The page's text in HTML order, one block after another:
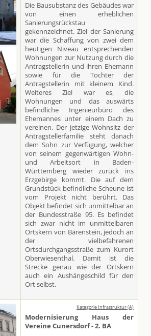
Die Bausubstanz des Gebäudes war
von einen erheblichen
Sanierungsrückstau
gekennzeichnet. Ziel der Sanierung
war die Schaffung von zwei dem
heutigen Niveau entsprechenden
Wohnungen zur Nutzung durch die
Antragstellerin und ihren Ehemann
sowie für die Tochter der
Antragstellerin mit kleinem Kind.
Weiteres Ziel war es, die
Wohnungen und das auswärts
befindliche Ingenieurbüro des
Ehemannes unter einem Dach zu
vereinen. Der jetzige Wohnsitz der
Antragstellerfamilie steht danach
dem Sohn zur Verfügung, welcher
von seinem gegenwärtigen Wohn-
und Arbeitsort in Baden-
Württemberg wieder zurück ins
Erzgebirge kommt. Die auf dem
Grundstück befindliche Scheune ist
vom Projekt nicht berührt. Das
Objekt befindet sich unmittelbar an
der Bundesstraße 95. Es befindet
sich zwar nicht im unmittelbaren
Ortskern von Bärenstein, jedoch an
der vielbefahrenen
Ortsdurchgangsstraße zum Kurort
Oberwiesenthal. Damit ist die
Strecke genau wie der Ortskern
auch ein Aushängeschild für den
Ort selbst.
Kategorie Infrastruktur (A)
Modernisierung Haus der
Vereine Cunersdorf - 2. BA